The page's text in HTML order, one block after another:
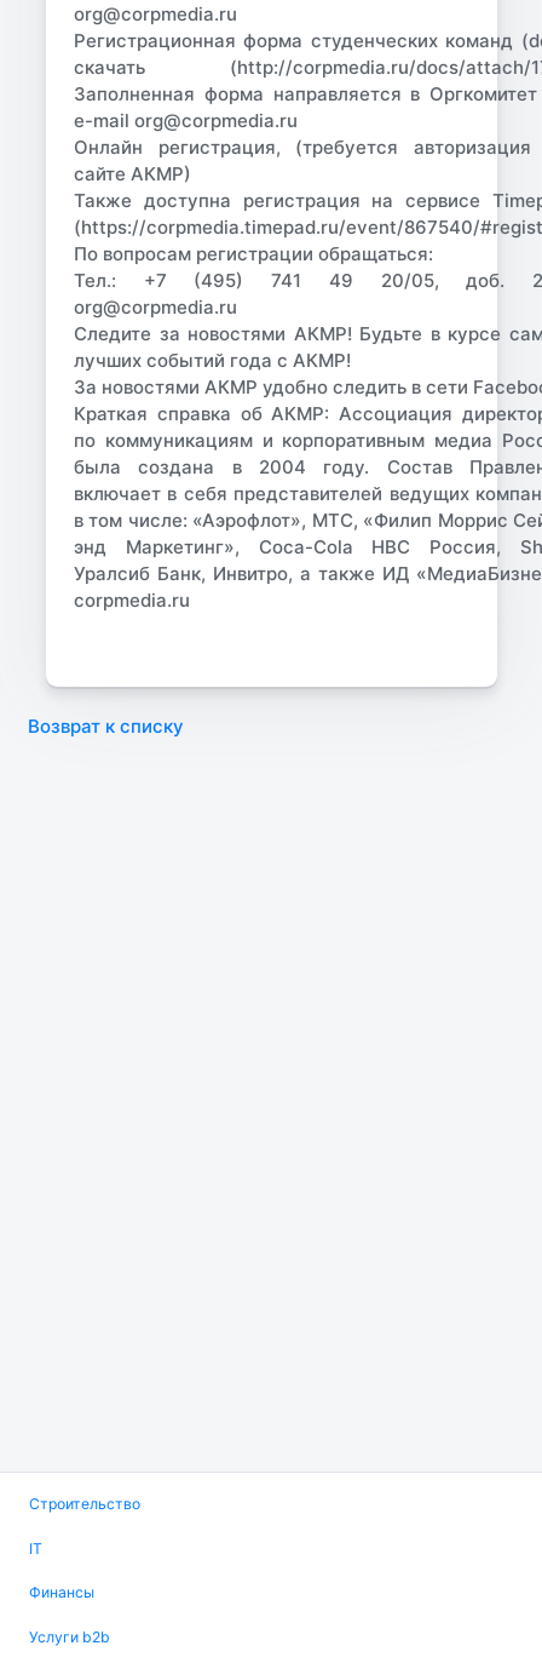
org@corpmedia.ru
Регистрационная форма студенческих команд
скачать (http://corpmedia.ru/docs/attach/
Заполненная форма направляется в
e-mail org@corpmedia.ru
Онлайн регистрация, (требуется
сайте АКМР)
Также доступна регистрация на сервисе
(https://corpmedia.timepad.ru/event/867540/
По вопросам регистрации обращаться:
Тел.: +7 (495) 741 49 20/05, доб.
org@corpmedia.ru
Следите за новостями АКМР! Будьте в курсе
лучших событий года c АКМР!
За новостями АКМР удобно следить в сети
Краткая справка об АКМР: Ассоциация
по коммуникациям и корпоративным медиа
была создана в 2004 году. Состав
включает в себя представителей ведущих
в том числе: «Аэрофлот», МТС, «Филип Моррис
энд Маркетинг», Coca-Cola HBC Россия,
Уралсиб Банк, Инвитро, а также ИД
corpmedia.ru
Возврат к списку
Строительство
IT
Финансы
Услуги b2b